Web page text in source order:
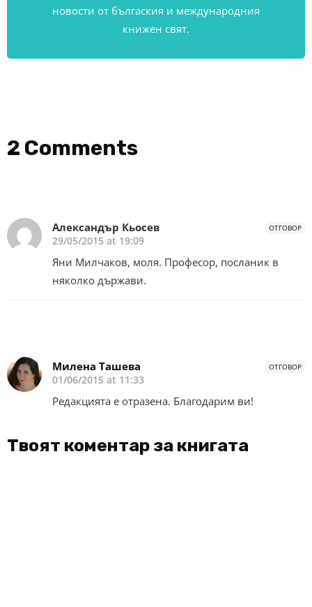
новости от бългаския и международния
книжен свят.
2 Comments
ОТГОВОР
Александър Кьосев
29/05/2015 at 19:09
Яни Милчаков, моля. Професор, посланик в
няколко държави.
ОТГОВОР
Милена Ташева
01/06/2015 at 11:33
Редакцията е отразена. Благодарим ви!
Твоят коментар за книгата